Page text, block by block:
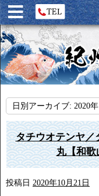
日別アーカイブ: 2020
タチウオテンヤ／
丸【和
投稿日 2020年10月21日